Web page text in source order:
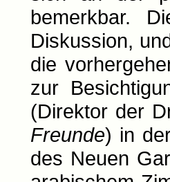
bemerkbar.
Diskussion,
die
zur
(Direktor der
Freunde) in
des Neuen